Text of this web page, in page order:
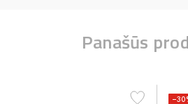
Panašūs